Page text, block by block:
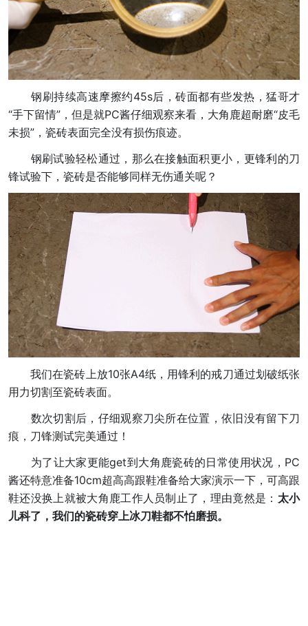
钢刷持续高速摩擦约45s后，砖面都有些发热，猛哥才
“手下留情”，但是就PC酱仔细观察来看，大角鹿超耐磨“皮毛
未损”，瓷砖表面完全没有损伤痕迹。
钢刷试验轻松通过，那么在接触面积更小，更锋利的刀
锋试验下，瓷砖是否能够同样无伤通关呢？
我们在瓷砖上放10张A4纸，用锋利的戒刀通过划破纸张
用力切割至瓷砖表面。
数次切割后，仔细观察刀尖所在位置，依旧没有留下刀
痕，刀锋测试完美通过！
为了让大家更能get到大角鹿瓷砖的日常使用状况，PC
酱还特意准备10cm超高高跟鞋准备给大家演示一下，可高跟
鞋还没换上就被大角鹿工作人员制止了，理由竟然是： 太小
儿科了，我们的瓷砖穿上冰刀鞋都不怕磨损。